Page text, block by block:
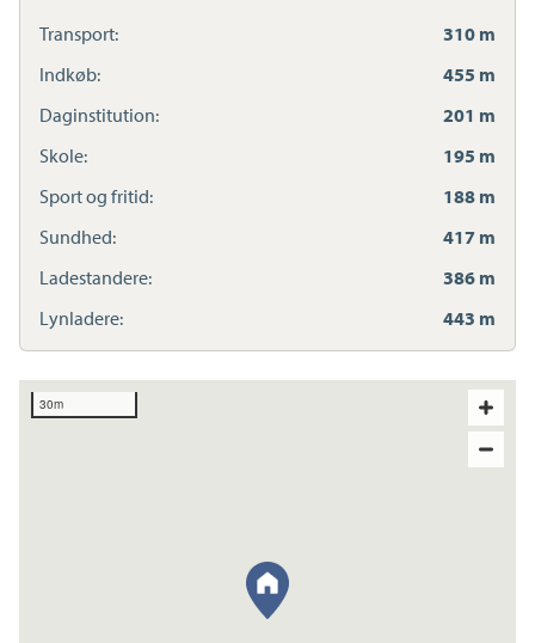
Transport:
310 m
Indkøb:
455 m
Daginstitution:
201 m
Skole:
195 m
Sport og fritid:
188 m
Sundhed:
417 m
Ladestandere:
386 m
Lynladere:
443 m
30m